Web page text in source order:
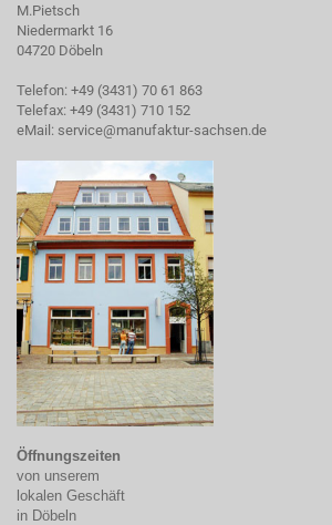
M.Pietsch
Niedermarkt 16
04720 Döbeln
Telefon: +49 (3431) 70 61 863
Telefax: +49 (3431) 710 152
eMail: service@manufaktur-sachsen.de
Öffnungszeiten
von unserem
lokalen Geschäft
in Döbeln